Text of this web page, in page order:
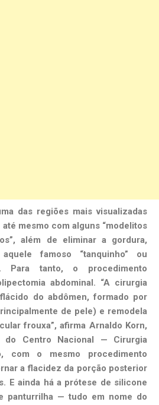
das regiões mais visualizadas
mesmo com alguns “modelitos
além de eliminar a gordura,
famoso “tanquinho” ou
Para tanto, o procedimento
abdominal. “A cirurgia
do abdômen, formado por
de pele) e remodela
frouxa”, afirma Arnaldo Korn,
do Centro Nacional — Cirurgia
com o mesmo procedimento
a flacidez da porção posterior
E ainda há a prótese de silicone
panturrilha — tudo em nome do